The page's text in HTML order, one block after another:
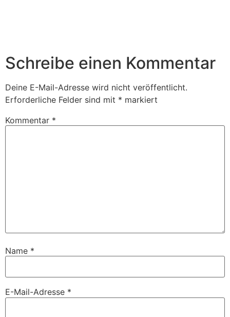
Schreibe einen Kommentar
Deine E-Mail-Adresse wird nicht veröffentlicht.
Erforderliche Felder sind mit * markiert
Kommentar *
Name *
E-Mail-Adresse *